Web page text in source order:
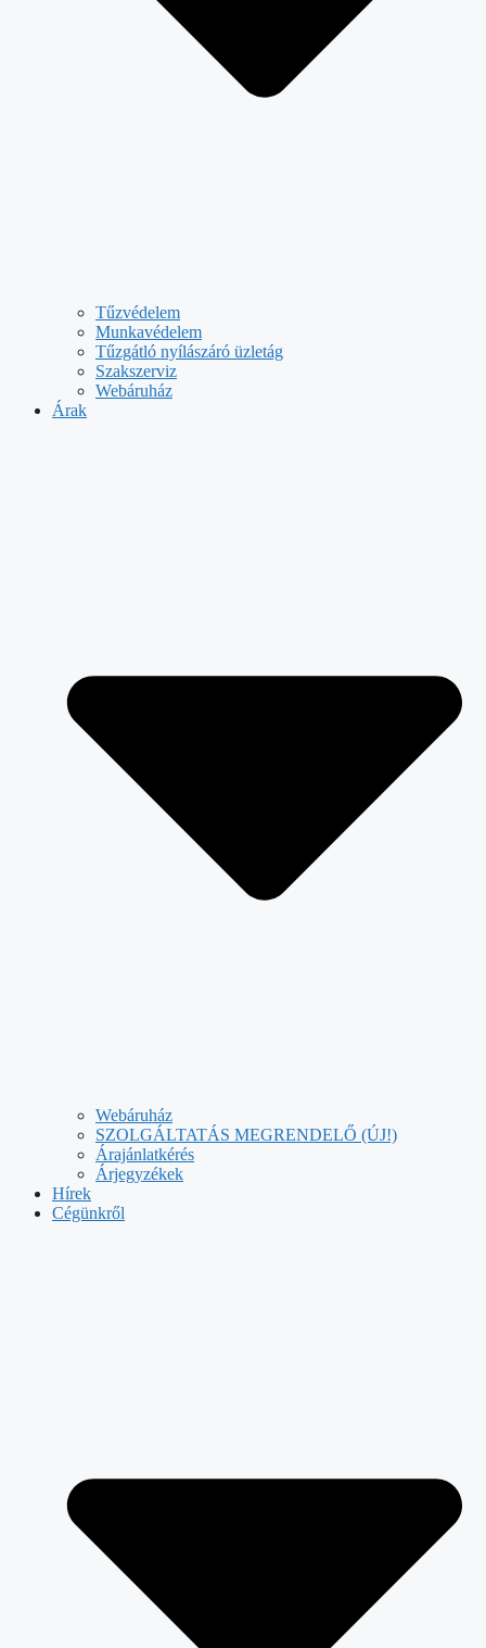
Tűzvédelem
Munkavédelem
Tűzgátló nyílászáró üzletág
Szakszerviz
Webáruház
Árak
Webáruház
SZOLGÁLTATÁS MEGRENDELŐ (ÚJ!)
Árajánlatkérés
Árjegyzékek
Hírek
Cégünkről